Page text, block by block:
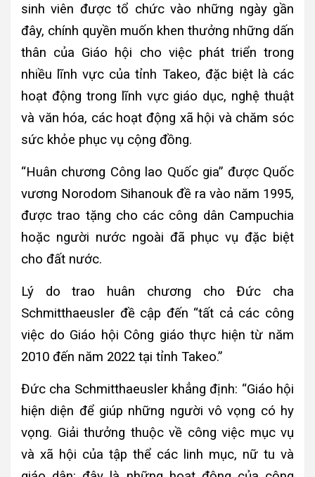
sinh viên được tổ chức vào những ngày gần
đây, chính quyền muốn khen thưởng những dấn
thân của Giáo hội cho việc phát triển trong
nhiều lĩnh vực của tỉnh Takeo, đặc biệt là các
hoạt động trong lĩnh vực giáo dục, nghệ thuật
và văn hóa, các hoạt động xã hội và chăm sóc
sức khỏe phục vụ cộng đồng.
“Huân chương Công lao Quốc gia” được Quốc
vương Norodom Sihanouk đề ra vào năm 1995,
được trao tặng cho các công dân Campuchia
hoặc người nước ngoài đã phục vụ đặc biệt
cho đất nước.
Lý do trao huân chương cho Đức cha
Schmitthaeusler đề cập đến “tất cả các công
việc do Giáo hội Công giáo thực hiện từ năm
2010 đến năm 2022 tại tỉnh Takeo.”
Đức cha Schmitthaeusler khẳng định: “Giáo hội
hiện diện để giúp những người vô vọng có hy
vọng. Giải thưởng thuộc về công việc mục vụ
và xã hội của tập thể các linh mục, nữ tu và